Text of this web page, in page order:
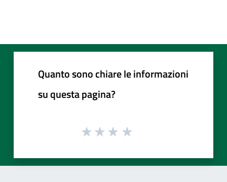
Quanto sono chiare le informazioni
su questa pagina?